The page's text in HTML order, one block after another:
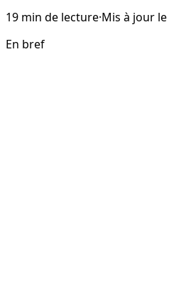
19 min de lecture·Mis à jour le
En bref